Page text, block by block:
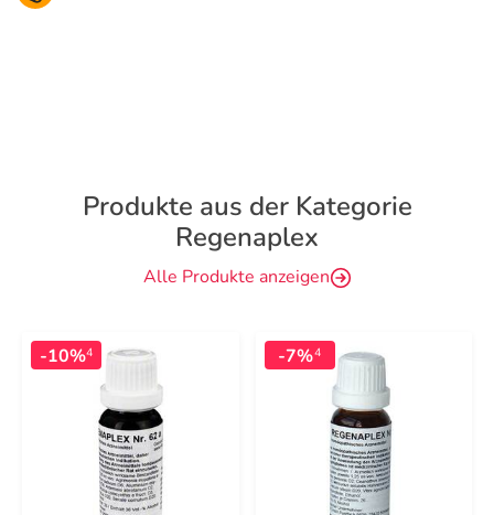
Produkte aus der Kategorie
Regenaplex
Alle Produkte anzeigen
-10%4 -7%4